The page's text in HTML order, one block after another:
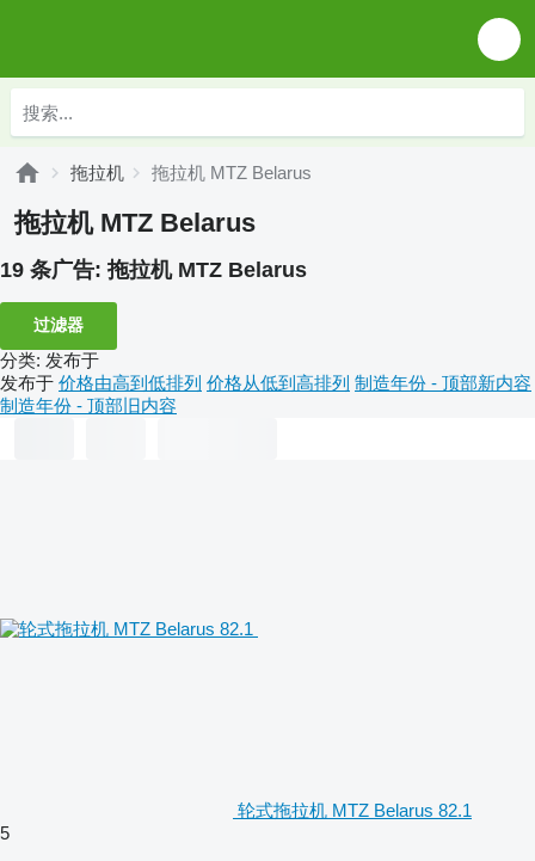
拖拉机 拖拉机 MTZ Belarus
拖拉机 MTZ Belarus
19 条广告: 拖拉机 MTZ Belarus
过滤器
分类: 发布于
发布于 价格由高到低排列 价格从低到高排列 制造年份 - 顶部新内容
制造年份 - 顶部旧内容
轮式拖拉机 MTZ Belarus 82.1
5